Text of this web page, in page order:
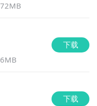
下载
下载